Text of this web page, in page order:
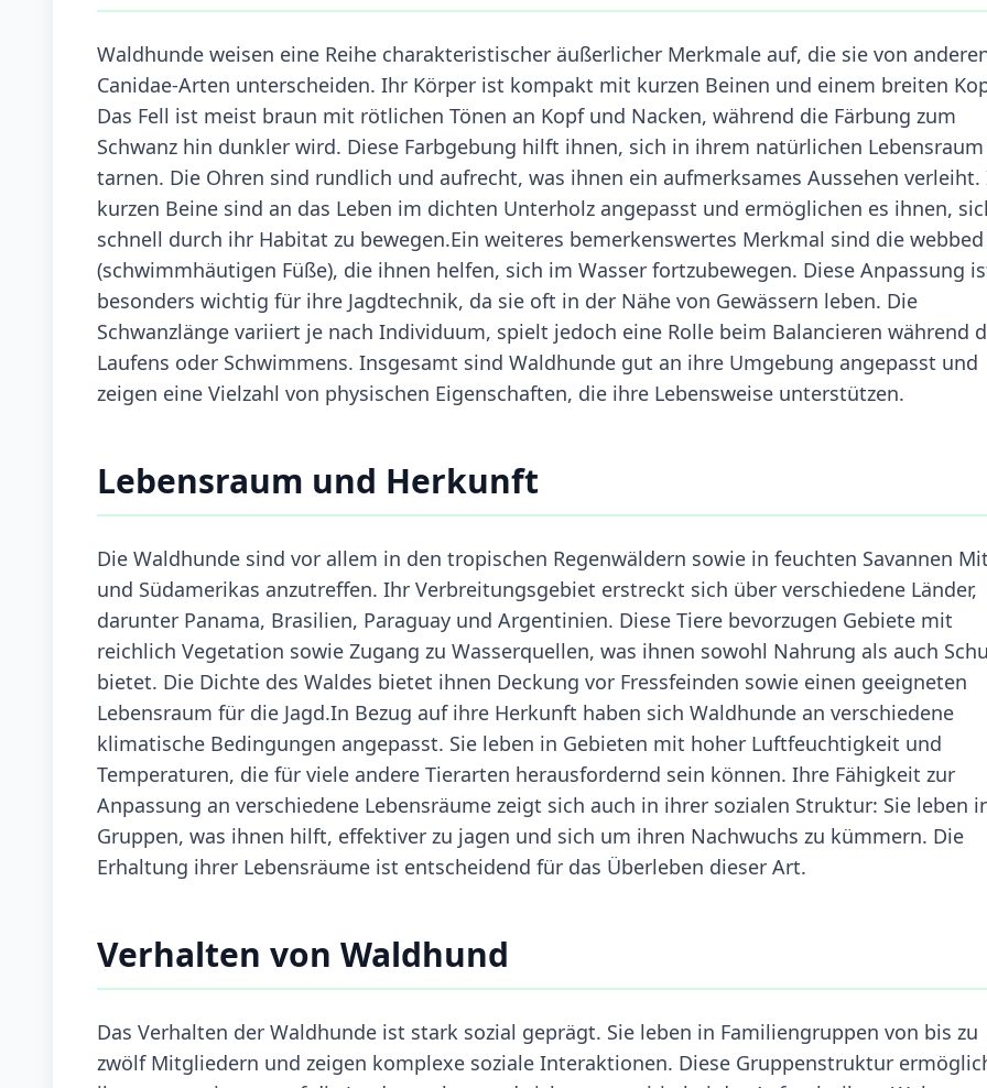
Waldhunde weisen eine Reihe charakteristischer äußerlicher Merkmale auf, die sie von
Canidae-Arten unterscheiden. Ihr Körper ist kompakt mit kurzen Beinen und einem breiten
Das Fell ist meist braun mit rötlichen Tönen an Kopf und Nacken, während die Färbung zum
Schwanz hin dunkler wird. Diese Farbgebung hilft ihnen, sich in ihrem natürlichen Lebensraum
tarnen. Die Ohren sind rundlich und aufrecht, was ihnen ein aufmerksames Aussehen verleiht.
kurzen Beine sind an das Leben im dichten Unterholz angepasst und ermöglichen es ihnen,
schnell durch ihr Habitat zu bewegen.Ein weiteres bemerkenswertes Merkmal sind die
(schwimmhäutigen Füße), die ihnen helfen, sich im Wasser fortzubewegen. Diese Anpassung
besonders wichtig für ihre Jagdtechnik, da sie oft in der Nähe von Gewässern leben. Die
Schwanzlänge variiert je nach Individuum, spielt jedoch eine Rolle beim Balancieren während
Laufens oder Schwimmens. Insgesamt sind Waldhunde gut an ihre Umgebung angepasst und
zeigen eine Vielzahl von physischen Eigenschaften, die ihre Lebensweise unterstützen.
Lebensraum und Herkunft
Die Waldhunde sind vor allem in den tropischen Regenwäldern sowie in feuchten Savannen
und Südamerikas anzutreffen. Ihr Verbreitungsgebiet erstreckt sich über verschiedene Länder,
darunter Panama, Brasilien, Paraguay und Argentinien. Diese Tiere bevorzugen Gebiete mit
reichlich Vegetation sowie Zugang zu Wasserquellen, was ihnen sowohl Nahrung als auch
bietet. Die Dichte des Waldes bietet ihnen Deckung vor Fressfeinden sowie einen geeigneten
Lebensraum für die Jagd.In Bezug auf ihre Herkunft haben sich Waldhunde an verschiedene
klimatische Bedingungen angepasst. Sie leben in Gebieten mit hoher Luftfeuchtigkeit und
Temperaturen, die für viele andere Tierarten herausfordernd sein können. Ihre Fähigkeit zur
Anpassung an verschiedene Lebensräume zeigt sich auch in ihrer sozialen Struktur: Sie leben
Gruppen, was ihnen hilft, effektiver zu jagen und sich um ihren Nachwuchs zu kümmern. Die
Erhaltung ihrer Lebensräume ist entscheidend für das Überleben dieser Art.
Verhalten von Waldhund
Das Verhalten der Waldhunde ist stark sozial geprägt. Sie leben in Familiengruppen von bis zu
zwölf Mitgliedern und zeigen komplexe soziale Interaktionen. Diese Gruppenstruktur